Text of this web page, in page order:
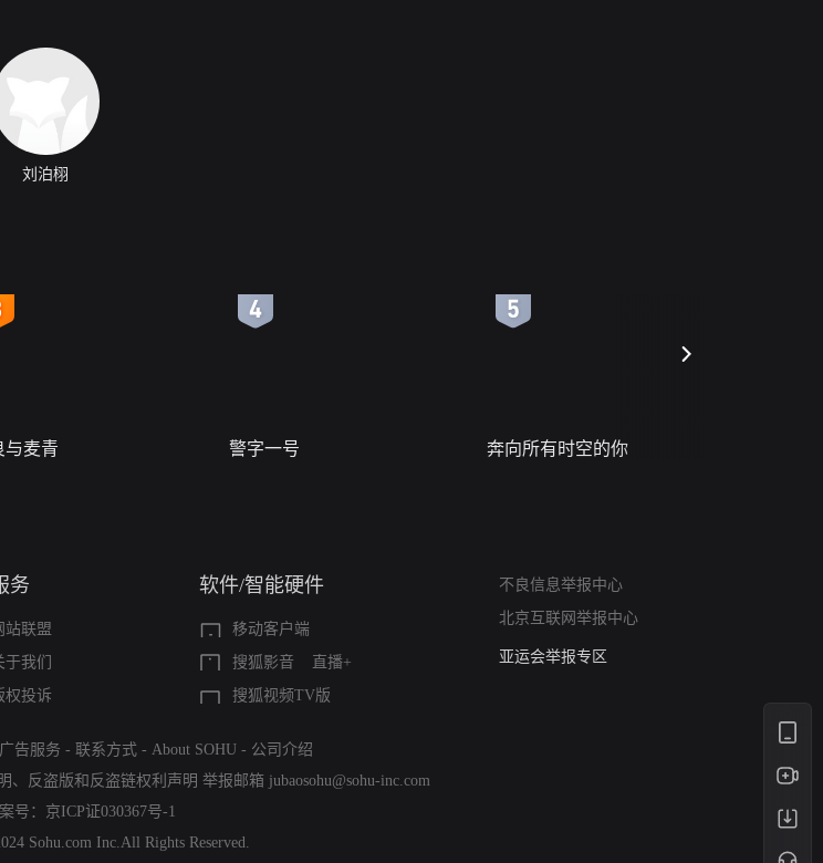
刘泊栩
与麦青 警字一号 奔向所有时空的你
务
站联盟
于我们
权投诉
软件/智能硬件
移动客户端
搜狐影音
直播+
搜狐视频TV版
不良信息举报中心
北京互联网举报中心
算法推荐专项举报
亚运会举报专区
广告服务 - 联系方式 - About SOHU - 公司介绍
、 反盗版和反盗链权利声明 举报邮箱 jubaosohu@sohu-inc.com
号： 京ICP证030367号-1
Sohu.com Inc.All Rights Reserved.